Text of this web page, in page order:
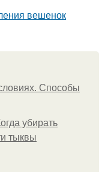
вешенок
Способы
убирать
тыквы